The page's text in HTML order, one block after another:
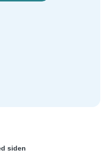
siden